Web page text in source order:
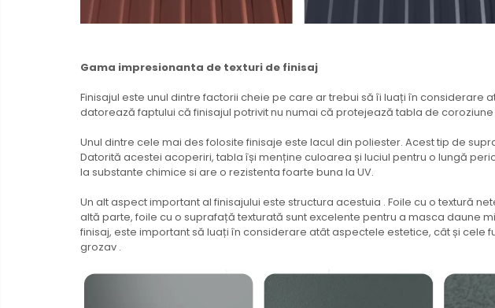
Gama impresionanta de texturi de finisaj
Finisajul este unul dintre factorii cheie pe care ar trebui să îi luați în
datorează faptului că finisajul potrivit nu numai că protejează tabla de
Unul dintre cele mai des folosite finisaje este lacul din poliester. Acest tip de
Datorită acestei acoperiri, tabla își menține culoarea și luciul pentru o lungă
la substante chimice si are o rezistenta foarte buna la UV.
Un alt aspect important al finisajului este structura acestuia . Foile cu o textură
altă parte, foile cu o suprafață texturată sunt excelente pentru a masca daune
finisaj, este important să luați în considerare atât aspectele estetice, cât și
grozav .